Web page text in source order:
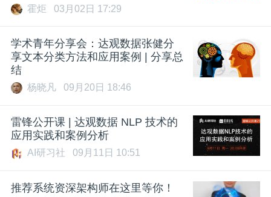
霍炬 03月02日 17:29
学术青年分享会：达观数据张健分
享文本分类方法和应用案例 | 分享总
结
杨晓凡 09月20日 18:46
雷锋公开课 | 达观数据 NLP 技术的
应用实践和案例分析
AI研习社 09月11日 10:51
推荐系统资深架构师在这里等你！